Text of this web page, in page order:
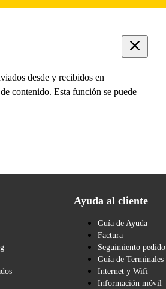
desde y recibidos en
contenido. Esta función se puede
Ayuda al cliente
Guía de Ayuda
Factura
Seguimiento pedido
Guía de Terminales
Internet y Wifi
Información móvil